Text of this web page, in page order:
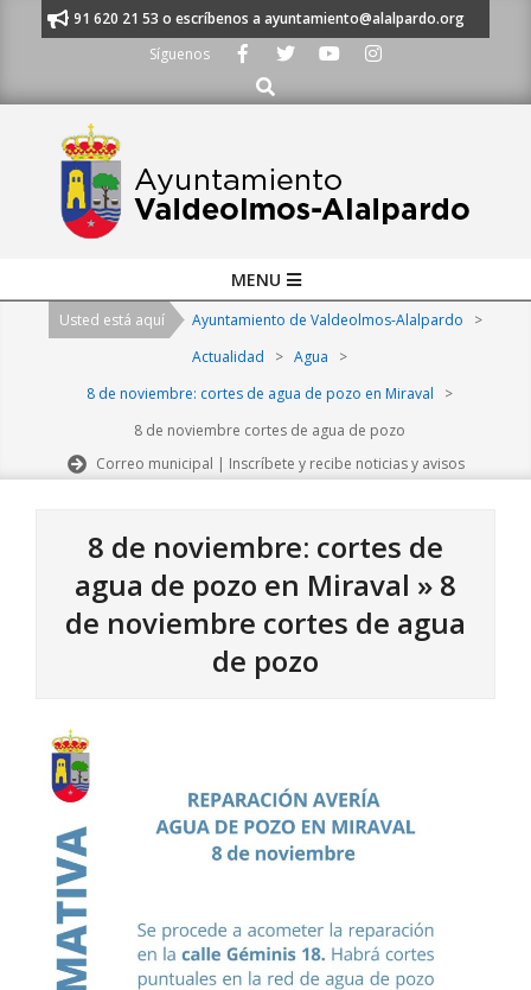
al 91 620 21 53 o escríbenos a ayuntamiento@alalpardo.org
Síguenos
Buscar
Navigation
MENU
Usted está aquí Ayuntamiento de Valdeolmos-Alalpardo
>
Actualidad
> Agua
>
8 de noviembre: cortes de agua de pozo en Miraval
>
8 de noviembre cortes de agua de pozo
Correo municipal | Inscríbete y recibe noticias y avisos
8 de noviembre: cortes de
agua de pozo en Miraval » 8
de noviembre cortes de agua
de pozo